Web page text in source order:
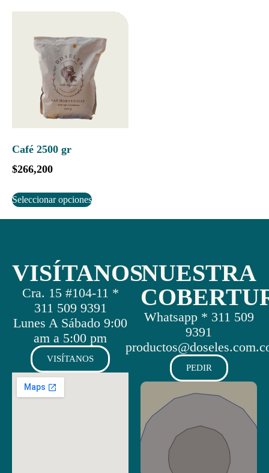
Café 2500 gr
$266,200
Seleccionar opciones
VISÍTANOS
Cra. 15 #104-11 *
311 509 9391
Lunes A Sábado 9:00
am a 5:00 pm
VISÍTANOS
NUESTRA
Whatsapp * 311 509
9391
PEDIR